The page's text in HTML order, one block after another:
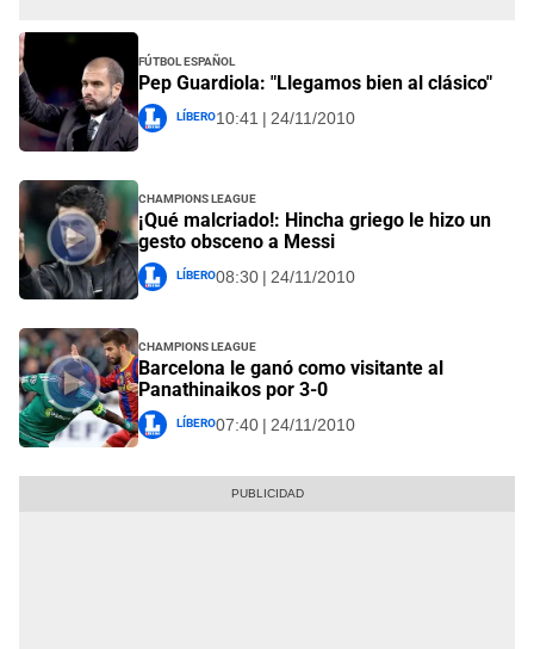
Fútbol Español
Pep Guardiola: "Llegamos bien al clásico"
Líbero10:41 | 24/11/2010
Champions League
¡Qué malcriado!: Hincha griego le hizo un
gesto obsceno a Messi
Líbero08:30 | 24/11/2010
Champions League
Barcelona le ganó como visitante al
Panathinaikos por 3-0
Líbero07:40 | 24/11/2010